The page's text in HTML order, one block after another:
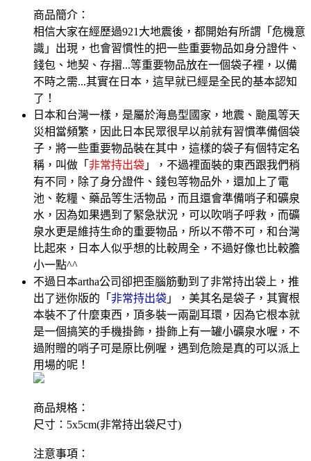
商品簡介：
相信大家在經歷過921大地震後，都開始有所謂「危機意
識」出現，也會習慣性的把一些重要物品如身分證件、
錢包、地契、存摺...等重要物品放在一個袋子裡，以備
不時之需...其實在日本，這早就已經是全民的基本認知
了！
日本和台灣一樣，是屬於海島型國家，地震、颱風等天
災相當頻繁，因此日本民眾很早以前就有習慣準備個袋
子，將一些重要物品裝在其中，這樣的袋子有個特定名
稱，叫做「 非常持出袋 」，不過裡面裝的東西跟我們稍
有不同，除了身分證件、錢包等物品外，還加上了電
池、乾糧、藥品等生活物品，而且還會準備哨子和礦泉
水，因為如果遇到了緊急狀況，可以吹哨子呼救，而礦
泉水更是維持生命的重要物品，所以不帶不可，和台灣
比起來，日本人似乎想的比較周全，不過好像也比較膽
小一點^^
不過日本artha公司卻把歪腦筋動到了非常持出袋上，推
出了迷你版的「 非常持出袋 」，美其名是袋子，其實根
本裝不了什麼東西，頂多裝一兩副耳環，因為它根本就
是一個搞笑的手機掛飾，掛飾上有一罐小礦泉水喔，不
過附贈的哨子可是原比例喔，遇到危險是真的可以派上
用場的呢！
商品規格：
尺寸：5x5cm(非常持出袋尺寸)
注意事項：